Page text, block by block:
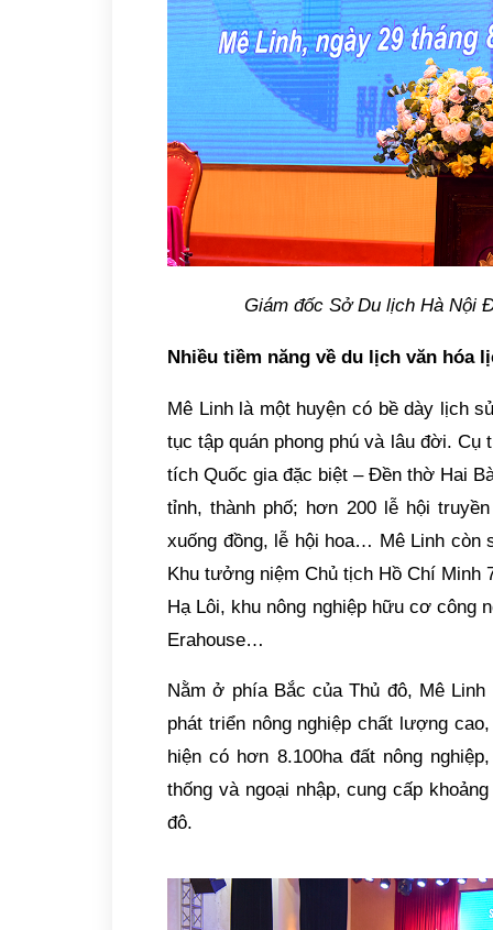
Giám đốc Sở Du lịch Hà Nội
Nhiều tiềm năng về du lịch văn hóa
Mê Linh là một huyện có bề dày lịch
tục tập quán phong phú và lâu đời.
tích Quốc gia đặc biệt – Đền thờ Hai
tỉnh, thành phố; hơn 200 lễ hội
xuống đồng, lễ hội hoa… Mê Linh còn
Khu tưởng niệm Chủ tịch Hồ Chí Minh
Hạ Lôi, khu nông nghiệp hữu cơ công
Erahouse…
Nằm ở phía Bắc của Thủ đô, Mê
phát triển nông nghiệp chất lượng
hiện có hơn 8.100ha đất nông
thống và ngoại nhập, cung cấp
đô.